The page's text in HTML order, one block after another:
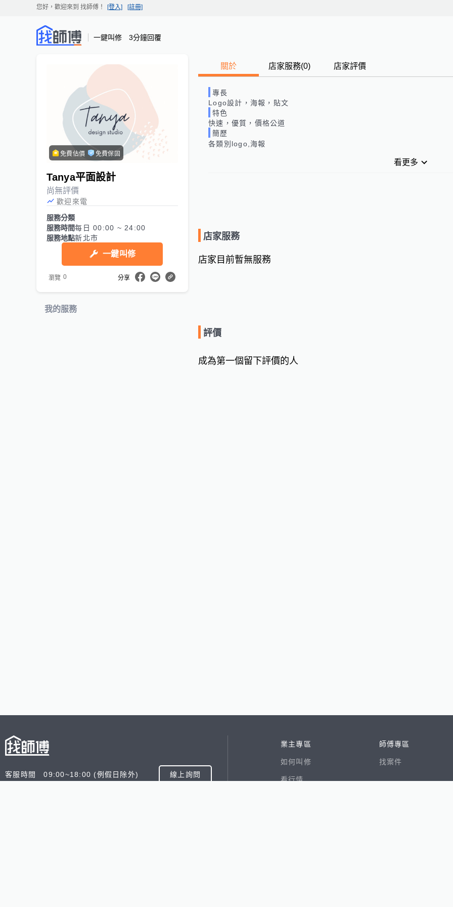
您好，歡迎來到 找師傅 ！ [登入] [註冊]
一鍵叫修 3分鐘回覆
免費估價 免費保固
Tanya平面設計
尚無評價
歡迎來電
服務分類
服務時間每日 00:00 ~ 24:00
服務地點新北市
一鍵叫修
瀏覽 0 分享
我的服務
關於 店家服務(0) 店家評價
專長
Logo設計，海報，貼文
特色
快速，優質，價格公道
簡歷
各類別logo,海報
看更多
店家服務
店家目前暫無服務
評價
成為第一個留下評價的人
客服時間 09:00~18:00 (例假日除外) 線上詢問
業主專區
如何叫修
看行情
師傅專區
找案件